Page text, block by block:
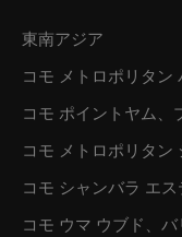
東南アジア
コモ メトロポリタン
コモ ポイントヤム、
コモ メトロポリタン
コモ シャンバラ エ
コモ ウマ ウブド、